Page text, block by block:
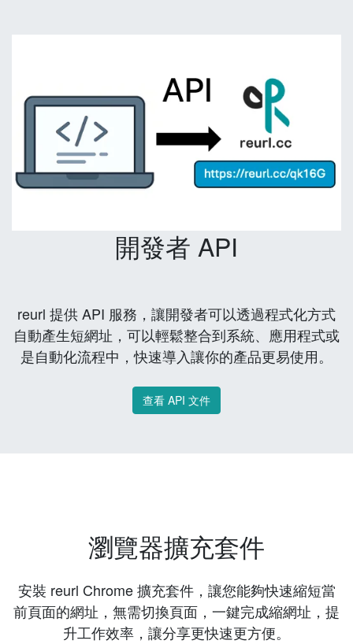
開發者 API
reurl 提供 API 服務，讓開發者可以透過程式化方式
自動產生短網址，可以輕鬆整合到系統、應用程式或
是自動化流程中，快速導入讓你的產品更易使用。
查看 API 文件
瀏覽器擴充套件
安裝 reurl Chrome 擴充套件，讓您能夠快速縮短當
前頁面的網址，無需切換頁面，一鍵完成縮網址，提
升工作效率，讓分享更快速更方便。